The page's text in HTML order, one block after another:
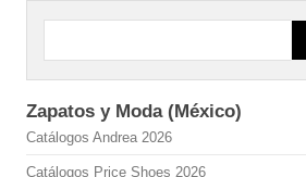
Zapatos y Moda (México)
Catálogos Andrea 2026
Catálogos Price Shoes 2026